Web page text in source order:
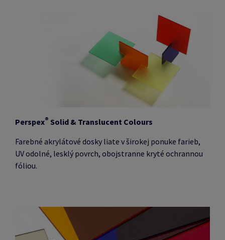
Perspex® Solid & Translucent Colours
Farebné akrylátové dosky liate v širokej ponuke farieb,
UV odolné, lesklý povrch, obojstranne kryté ochrannou
fóliou.